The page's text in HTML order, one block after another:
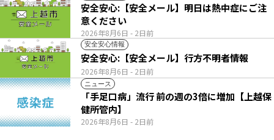
2026年8月6日 - 2日前
安全安心:【安全メール】明日は熱中症にご注
意ください
安全安心情報
2026年8月6日 - 2日前
安全安心:【安全メール】行方不明者情報
ニュース
2026年8月6日 - 2日前
「手足口病」流行 前の週の3倍に増加【上越保
健所管内】